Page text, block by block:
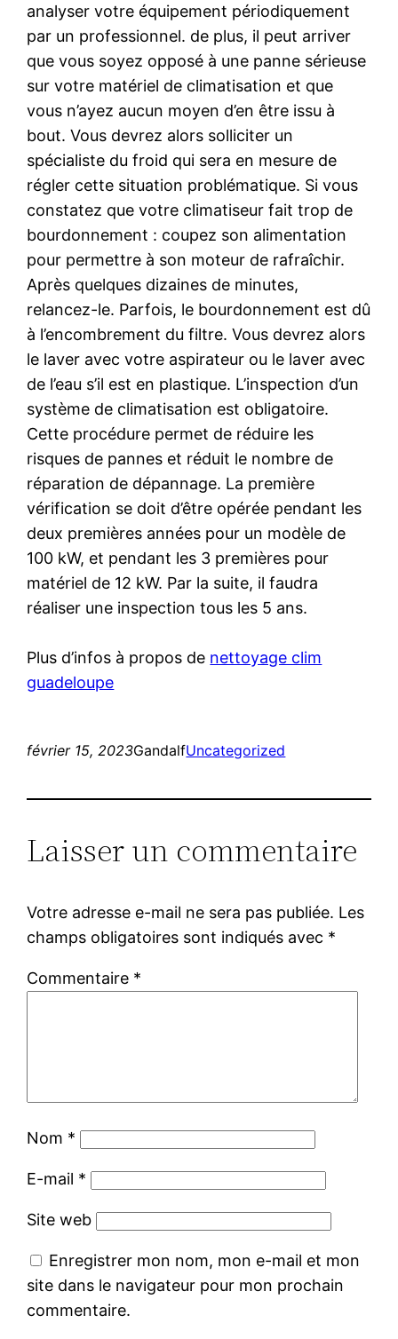
analyser votre équipement périodiquement
par un professionnel. de plus, il peut arriver
que vous soyez opposé à une panne sérieuse
sur votre matériel de climatisation et que
vous n’ayez aucun moyen d’en être issu à
bout. Vous devrez alors solliciter un
spécialiste du froid qui sera en mesure de
régler cette situation problématique. Si vous
constatez que votre climatiseur fait trop de
bourdonnement : coupez son alimentation
pour permettre à son moteur de rafraîchir.
Après quelques dizaines de minutes,
relancez-le. Parfois, le bourdonnement est dû
à l’encombrement du filtre. Vous devrez alors
le laver avec votre aspirateur ou le laver avec
de l’eau s’il est en plastique. L’inspection d’un
système de climatisation est obligatoire.
Cette procédure permet de réduire les
risques de pannes et réduit le nombre de
réparation de dépannage. La première
vérification se doit d’être opérée pendant les
deux premières années pour un modèle de
100 kW, et pendant les 3 premières pour
matériel de 12 kW. Par la suite, il faudra
réaliser une inspection tous les 5 ans.
Plus d’infos à propos de nettoyage clim
guadeloupe
février 15, 2023GandalfUncategorized
Laisser un commentaire
Votre adresse e-mail ne sera pas publiée. Les
champs obligatoires sont indiqués avec *
Commentaire *
Nom *
E-mail *
Site web
Enregistrer mon nom, mon e-mail et mon
site dans le navigateur pour mon prochain
commentaire.